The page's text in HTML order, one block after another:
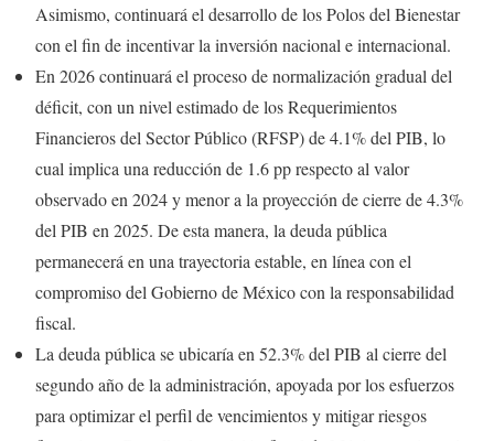
Asimismo, continuará el desarrollo de los Polos del Bienestar
con el fin de incentivar la inversión nacional e internacional.
En 2026 continuará el proceso de normalización gradual del
déficit, con un nivel estimado de los Requerimientos
Financieros del Sector Público (RFSP) de 4.1% del PIB, lo
cual implica una reducción de 1.6 pp respecto al valor
observado en 2024 y menor a la proyección de cierre de 4.3%
del PIB en 2025. De esta manera, la deuda pública
permanecerá en una trayectoria estable, en línea con el
compromiso del Gobierno de México con la responsabilidad
fiscal.
La deuda pública se ubicaría en 52.3% del PIB al cierre del
segundo año de la administración, apoyada por los esfuerzos
para optimizar el perfil de vencimientos y mitigar riesgos